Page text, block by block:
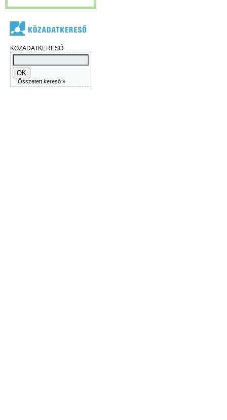
KÖZADATKERESŐ
Összetett kereső »